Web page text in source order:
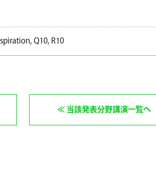
Q10, R10
当該発表分野講演一覧へ